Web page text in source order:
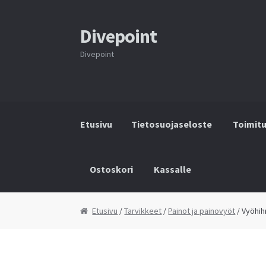
Siirry
navigointiin
Siirry
sisältöön
Divepoint
Divepoint
Etusivu Tietosuojaseloste
Ostoskori Kassalle
EtusivuTietosuojaselosteToimitusehdot
Etusivu /Tarvikkeet /Painot ja painovyöt /